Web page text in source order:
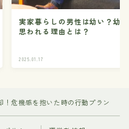
実家暮らしの男性は幼い？幼
思われる理由とは？
2025.01.17
！危機感を抱いた時の行動プラン